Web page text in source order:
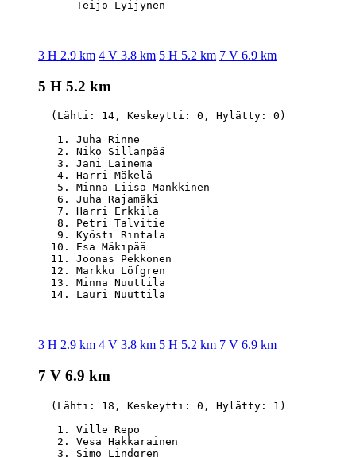
3 H 2.9 km 4 V 3.8 km 5 H 5.2 km 7 V 6.9 km
5 H 5.2 km
  (Lähti: 14, Keskeytti: 0, Hylätty: 0)
1. Juha Rinne
2. Niko Sillanpää
3. Jani Lainema
4. Harri Mäkelä
5. Minna-Liisa Mankkinen
6. Juha Rajamäki
7. Harri Erkkilä
8. Petri Talvitie
9. Kyösti Rintala
10. Esa Mäkipää
11. Joonas Pekkonen
12. Markku Löfgren
13. Minna Nuuttila
3 H 2.9 km 4 V 3.8 km 5 H 5.2 km 7 V 6.9 km
7 V 6.9 km
  (Lähti: 18, Keskeytti: 0, Hylätty: 1)
1. Ville Repo
2. Vesa Hakkarainen
3. Simo Lindgren